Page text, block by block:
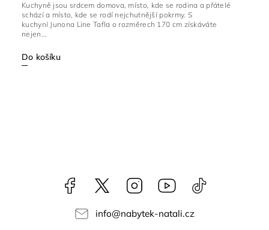
Do košíku
Kuchyně jsou srdcem domova, místo, kde se rodina a přátelé
schází a místo, kde se rodí nejchutnější pokrmy. S
kuchyní Junona Line Tafla o rozměrech 170 cm získáváte
nejen...
Facebook NataliNabytek
Instagram YouTube
info@nabytek-natali.cz